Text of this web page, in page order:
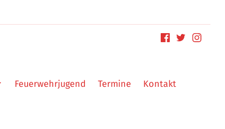
Feuerwehrjugend Termine Kontakt